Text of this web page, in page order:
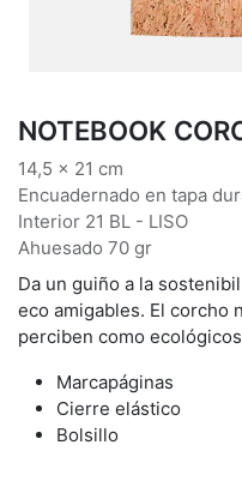
NOTEBOOK
14,5 x 21 cm
Encuadernado en tapa
Interior 21 BL - LISO
Ahuesado 70 gr
Da un guiño a la
eco amigables. El corcho
perciben como
Marcapáginas
Cierre elástico
Bolsillo